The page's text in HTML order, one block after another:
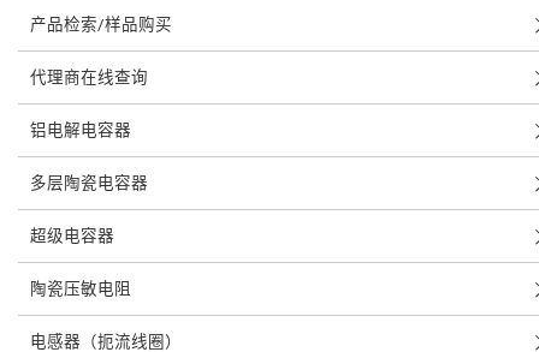
产品检索/样品购买
代理商在线查询
铝电解电容器
多层陶瓷电容器
超级电容器
陶瓷压敏电阻
电感器（扼流线圈）